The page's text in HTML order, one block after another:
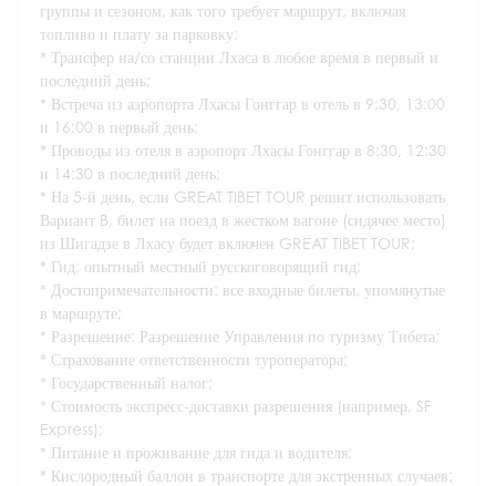
группы и сезоном, как того требует маршрут, включая
топливо и плату за парковку;
* Трансфер на/со станции Лхаса в любое время в первый и
последний день;
* Встреча из аэропорта Лхасы Гонггар в отель в 9:30, 13:00
и 16:00 в первый день;
* Проводы из отеля в аэропорт Лхасы Гонггар в 8:30, 12:30
и 14:30 в последний день;
* На 5-й день, если GREAT TIBET TOUR решит использовать
Вариант B, билет на поезд в жестком вагоне (сидячее место)
из Шигадзе в Лхасу будет включен GREAT TIBET TOUR;
* Гид: опытный местный русскоговорящий гид;
* Достопримечательности: все входные билеты, упомянутые
в маршруте;
* Разрешение: Разрешение Управления по туризму Тибета;
* Страхование ответственности туроператора;
* Государственный налог;
* Стоимость экспресс-доставки разрешения (например, SF
Express);
* Питание и проживание для гида и водителя;
* Кислородный баллон в транспорте для экстренных случаев;